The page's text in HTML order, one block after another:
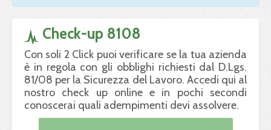
Check-up 8108
Con soli 2 Click puoi verificare se la tua azienda
è in regola con gli obblighi richiesti dal D.Lgs.
81/08 per la Sicurezza del Lavoro. Accedi qui al
nostro check up online e in pochi secondi
conoscerai quali adempimenti devi assolvere.